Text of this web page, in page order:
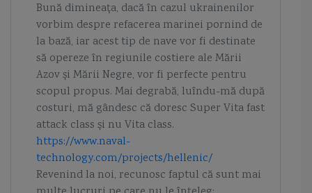
Bună dimineața, dacă în cazul ukrainenilor
vorbim despre refacerea marinei pornind de
la bază, iar acest tip de nave vor fi destinate
să opereze în regiunile costiere ale Mării
Azov și Mării Negre, vor fi perfecte pentru
scopul propus. Mai degrabă, luîndu-mă după
costuri, mă gândesc că doresc Super Vita fast
attack class și nu Vita class.
https://www.naval-
technology.com/projects/hellenic/
Revenind la noi, recunosc faptul că sunt mai